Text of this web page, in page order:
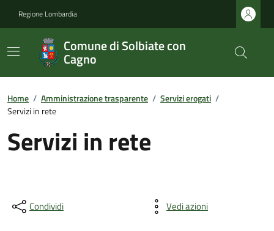
Regione Lombardia
Comune di Solbiate con
Cagno
Home / Amministrazione trasparente / Servizi erogati /
Servizi in rete
Servizi in rete
Condividi Vedi azioni